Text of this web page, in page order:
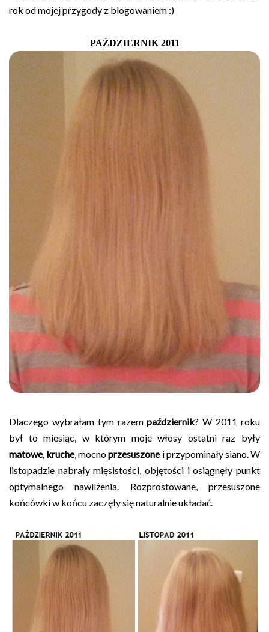
rok od mojej przygody z blogowaniem :)
PAŹDZIERNIK 2011
Dlaczego wybrałam tym razempaździernik? W 2011 roku
był to miesiąc, w którym moje włosy ostatni raz były
matowe, kruche, mocnoprzesuszonei przypominały siano. W
listopadzie nabrały mięsistości, objętości i osiągnęły punkt
optymalnego nawilżenia. Rozprostowane, przesuszone
końcówki w końcu zaczęły się naturalnie układać.